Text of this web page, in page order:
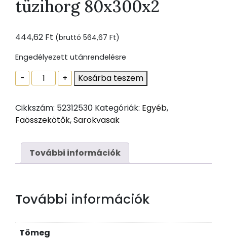
tüzihorg 80x300x2
444,62 Ft (bruttó 564,67 Ft)
Engedélyezett utánrendelésre
-
Lapos
összekötővas,
80x300x2
mennyiség
+ Kosárba teszem
Cikkszám: 52312530 Kategóriák: Egyéb,
Faösszekötők,Sarokvasak
További információk
További információk
Tömeg